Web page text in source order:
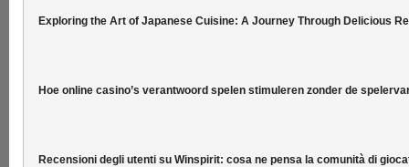
Exploring the Art of Japanese Cuisine: A Journey Through Delicious
Hoe online casino’s verantwoord spelen stimuleren zonder de
Recensioni degli utenti su Winspirit: cosa ne pensa la comunità di